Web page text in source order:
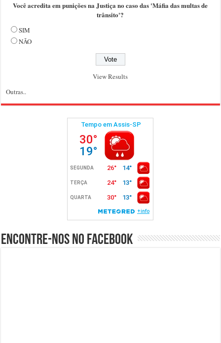
Você acredita em punições na Justiça no caso das 'Máfia das multas de
trânsito'?
SIM
NÃO
View Results
Outras..
Encontre-nos no Facebook